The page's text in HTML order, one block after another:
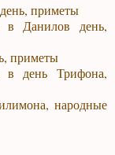
приметы
в Данилов день,
приметы
в день Трифона,
народные